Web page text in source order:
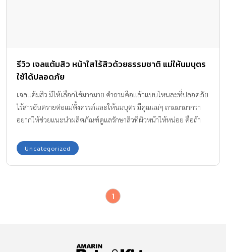
รีวิว เจลแต้มสิว หน้าใสไร้สิวด้วยธรรมชาติ แม่ให้นมบุตร
ใช้ได้ปลอดภัย
เจลแต้มสิว มีให้เลือกใช้มากมาย คำถามคือแล้วแบบไหนละที่ปลอดภัย
ไร้สารอันตรายต่อแม่ตั้งครรภ์และให้นมบุตร มีคุณแม่ๆ ถามมามากว่า
อยากให้ช่วยแนะนำผลิตภัณฑ์ดูแลรักษาสิวที่ผิวหน้าให้หน่อย คือถ้า
ยิ่งถ้าแนะนำให้แม่ท้องหรือแม่ที่ให้นมบุตรนี้ยิ่งต้องเลือกให้ปลอดภัย
มากที่สุด
Uncategorized
1